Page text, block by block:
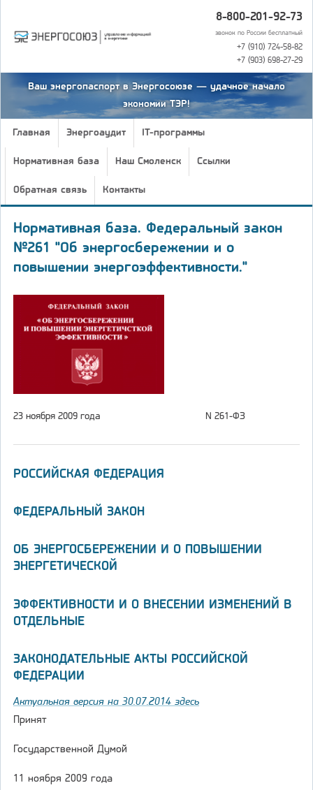
8-800-201-92-73
звонок по России бесплатный
+7 (910) 724-58-82
+7 (903) 698-27-29
Ваш энергопаспорт в Энергосоюзе — удачное начало
экономии ТЭР!
Главная Энергоаудит IT-программы
Нормативная база Наш Смоленск Ссылки
Обратная связь Контакты
Нормативная база. Федеральный закон
№261 "Об энергосбережении и о
повышении энергоэффективности."
23 ноября 2009 года N 261-ФЗ
РОССИЙСКАЯ ФЕДЕРАЦИЯ
ФЕДЕРАЛЬНЫЙ ЗАКОН
ОБ ЭНЕРГОСБЕРЕЖЕНИИ И О ПОВЫШЕНИИ
ЭНЕРГЕТИЧЕСКОЙ
ЭФФЕКТИВНОСТИ И О ВНЕСЕНИИ ИЗМЕНЕНИЙ В
ОТДЕЛЬНЫЕ
ЗАКОНОДАТЕЛЬНЫЕ АКТЫ РОССИЙСКОЙ
ФЕДЕРАЦИИ
Актуальная версия на 30.07.2014 здесь
Принят
Государственной Думой
11 ноября 2009 года